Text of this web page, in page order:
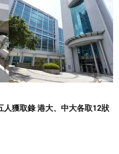
人獲取錄 港大、中大各取12狀